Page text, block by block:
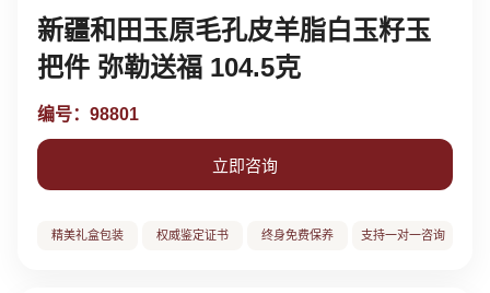
新疆和田玉原毛孔皮羊脂白玉籽玉
把件 弥勒送福 104.5克
编号：98801
立即咨询
精美礼盒包装 权威鉴定证书 终身免费保养 支持一对一咨询